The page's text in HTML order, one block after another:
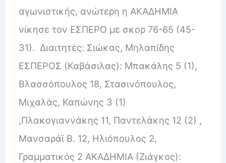
αγωνιστικής, ανώτερη η ΑΚΑΔΗΜΙΑ
νίκησε τον ΕΣΠΕΡΟ με σκορ 76-65 (45-
31). Διαιτητές: Σιώκας, Μηλαπίδης
ΕΣΠΕΡΟΣ (Καβάσιλας): Μπακάλης 5 (1),
Βλασσόπουλος 18, Στασινόπουλος,
Μιχαλάς, Καπώνης 3 (1)
,Πλακογιαννάκης 11, Παντελάκης 12 (2) ,
Μανσαράϊ Β. 12, Ηλιόπουλος 2,
Γραμματικός 2 ΑΚΑΔΗΜΙΑ (Ζιάγκος):